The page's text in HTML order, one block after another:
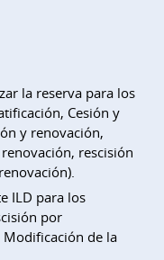
la reserva para los
Cesión y
y renovación,
rescisión
ILD para los
por
de la